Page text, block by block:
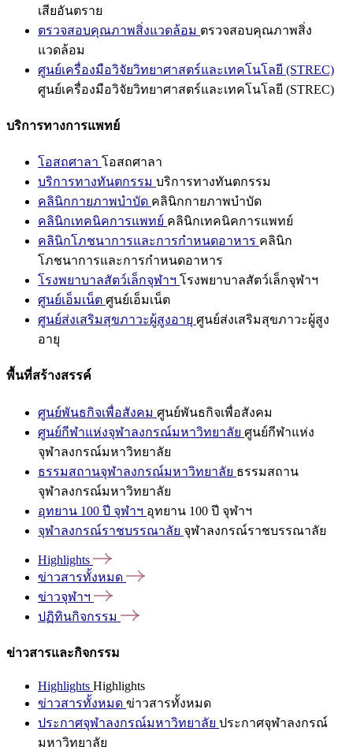
เสียอันตราย
ตรวจสอบคุณภาพสิ่งแวดล้อม ตรวจสอบคุณภาพสิ่ง
แวดล้อม
ศูนย์เครื่องมือวิจัยวิทยาศาสตร์และเทคโนโลยี (STREC)
ศูนย์เครื่องมือวิจัยวิทยาศาสตร์และเทคโนโลยี (STREC)
บริการทางการแพทย์
โอสถศาลา โอสถศาลา
บริการทางทันตกรรม บริการทางทันตกรรม
คลินิกกายภาพบำบัด คลินิกกายภาพบำบัด
คลินิกเทคนิคการแพทย์ คลินิกเทคนิคการแพทย์
คลินิกโภชนาการและการกำหนดอาหาร คลินิก
โภชนาการและการกำหนดอาหาร
โรงพยาบาลสัตว์เล็กจุฬาฯ โรงพยาบาลสัตว์เล็กจุฬาฯ
ศูนย์เอ็มเน็ต ศูนย์เอ็มเน็ต
ศูนย์ส่งเสริมสุขภาวะผู้สูงอายุ ศูนย์ส่งเสริมสุขภาวะผู้สูง
อายุ
พื้นที่สร้างสรรค์
ศูนย์พันธกิจเพื่อสังคม ศูนย์พันธกิจเพื่อสังคม
ศูนย์กีฬาแห่งจุฬาลงกรณ์มหาวิทยาลัย ศูนย์กีฬาแห่ง
จุฬาลงกรณ์มหาวิทยาลัย
ธรรมสถานจุฬาลงกรณ์มหาวิทยาลัย ธรรมสถาน
จุฬาลงกรณ์มหาวิทยาลัย
อุทยาน 100 ปี จุฬาฯ อุทยาน 100 ปี จุฬาฯ
จุฬาลงกรณ์ราชบรรณาลัย จุฬาลงกรณ์ราชบรรณาลัย
Highlights
ข่าวสารทั้งหมด
ข่าวจุฬาฯ
ปฏิทินกิจกรรม
ข่าวสารและกิจกรรม
Highlights Highlights
ข่าวสารทั้งหมด ข่าวสารทั้งหมด
ประกาศจุฬาลงกรณ์มหาวิทยาลัย ประกาศจุฬาลงกรณ์
มหาวิทยาลัย